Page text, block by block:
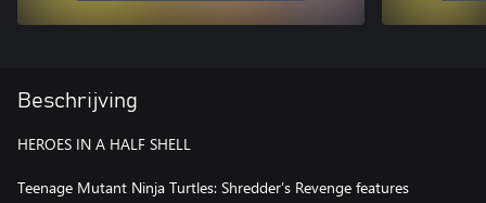
Beschrijving
HEROES IN A HALF SHELL
Teenage Mutant Ninja Turtles: Shredder’s Revenge features